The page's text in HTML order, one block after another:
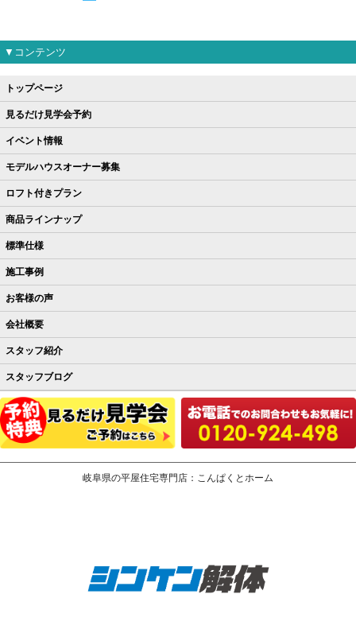
▼コンテンツ
トップページ
見るだけ見学会予約
イベント情報
モデルハウスオーナー募集
ロフト付きプラン
商品ラインナップ
標準仕様
施工事例
お客様の声
会社概要
スタッフ紹介
スタッフブログ
岐阜県の平屋住宅専門店：こんぱくとホーム